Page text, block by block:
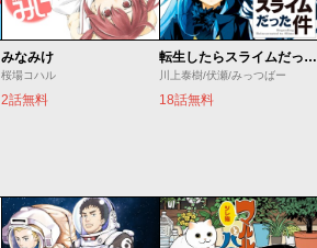
みなみけ
桜場コハル
2話無料
転生したらスライムだった件
川上泰樹/伏瀬/みっつばー
18話無料